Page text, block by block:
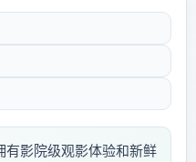
有影院级观影体验和新鲜